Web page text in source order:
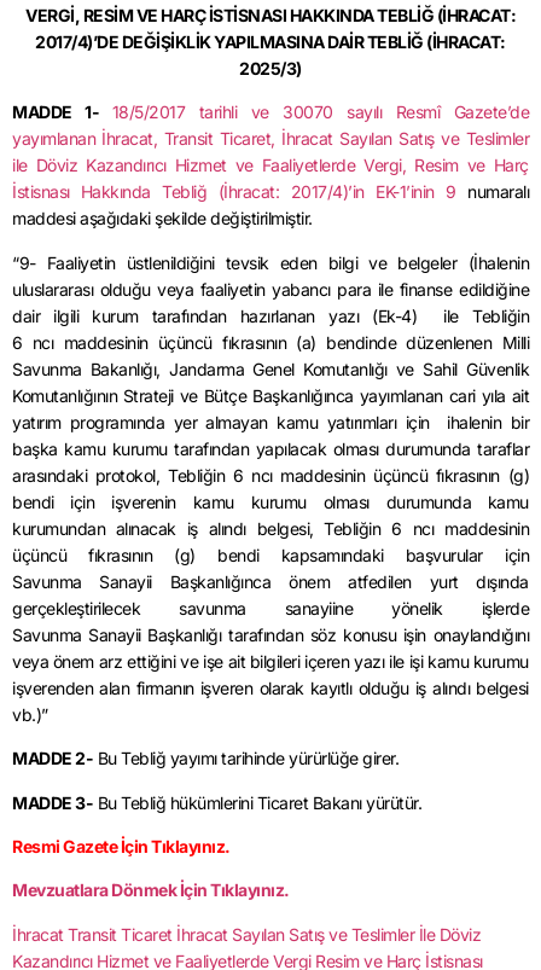
VERGİ, RESİM VE HARÇ İSTİSNASI HAKKINDA TEBLİĞ (İHRACAT:
2017/4)’DE DEĞİŞİKLİK YAPILMASINA DAİR TEBLİĞ (İHRACAT:
2025/3)
MADDE 1- 18/5/2017 tarihli ve 30070 sayılı Resmî Gazete’de
yayımlanan İhracat, Transit Ticaret, İhracat Sayılan Satış ve Teslimler
ile Döviz Kazandırıcı Hizmet ve Faaliyetlerde Vergi, Resim ve Harç
İstisnası Hakkında Tebliğ (İhracat: 2017/4)’in EK-1’inin 9 numaralı
maddesi aşağıdaki şekilde değiştirilmiştir.
“9- Faaliyetin üstlenildiğini tevsik eden bilgi ve belgeler (İhalenin
uluslararası olduğu veya faaliyetin yabancı para ile finanse edildiğine
dair ilgili kurum tarafından hazırlanan yazı (Ek-4) ile Tebliğin
6 ncı maddesinin üçüncü fıkrasının (a) bendinde düzenlenen Milli
Savunma Bakanlığı, Jandarma Genel Komutanlığı ve Sahil Güvenlik
Komutanlığının Strateji ve Bütçe Başkanlığınca yayımlanan cari yıla ait
yatırım programında yer almayan kamu yatırımları için ihalenin bir
başka kamu kurumu tarafından yapılacak olması durumunda taraflar
arasındaki protokol, Tebliğin 6 ncı maddesinin üçüncü fıkrasının (g)
bendi için işverenin kamu kurumu olması durumunda kamu
kurumundan alınacak iş alındı belgesi, Tebliğin 6 ncı maddesinin
üçüncü fıkrasının (g) bendi kapsamındaki başvurular için
Savunma Sanayii Başkanlığınca önem atfedilen yurt dışında
gerçekleştirilecek savunma sanayiine yönelik işlerde
Savunma Sanayii Başkanlığı tarafından söz konusu işin onaylandığını
veya önem arz ettiğini ve işe ait bilgileri içeren yazı ile işi kamu kurumu
işverenden alan firmanın işveren olarak kayıtlı olduğu iş alındı belgesi
vb.)”
MADDE 2- Bu Tebliğ yayımı tarihinde yürürlüğe girer.
MADDE 3- Bu Tebliğ hükümlerini Ticaret Bakanı yürütür.
Resmi Gazete İçin Tıklayınız.
Mevzuatlara Dönmek İçin Tıklayınız.
İhracat Transit Ticaret İhracat Sayılan Satış ve Teslimler İle Döviz
Kazandırıcı Hizmet ve Faaliyetlerde Vergi Resim ve Harç İstisnası